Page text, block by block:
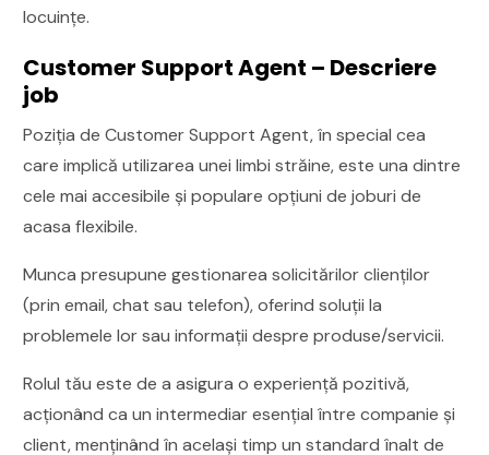
locuințe.
Customer Support Agent – Descriere
job
Poziția de Customer Support Agent, în special cea
care implică utilizarea unei limbi străine, este una dintre
cele mai accesibile și populare opțiuni de joburi de
acasa flexibile.
Munca presupune gestionarea solicitărilor clienților
(prin email, chat sau telefon), oferind soluții la
problemele lor sau informații despre produse/servicii.
Rolul tău este de a asigura o experiență pozitivă,
acționând ca un intermediar esențial între companie și
client, menținând în același timp un standard înalt de